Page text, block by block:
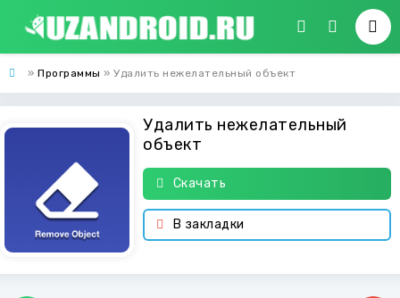
» Программы » Удалить нежелательный объект
Удалить нежелательный
объект
Скачать
В закладки